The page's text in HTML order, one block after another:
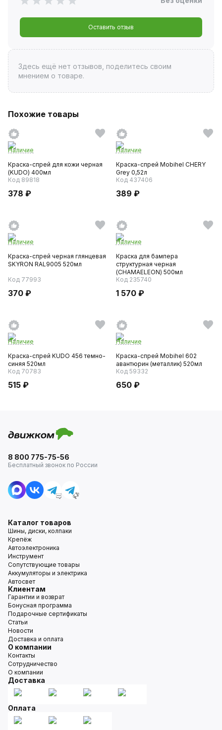
Оставить отзыв
Здесь ещё нет отзывов, поделитесь своим
мнением о товаре.
Похожие товары
Наличие
Краска-спрей для кожи черная
(KUDO) 400мл
Код 89818
378 ₽
Наличие
Краска-спрей Mobihel CHERY
Grey 0,52л
Код 437406
389 ₽
Наличие
Краска-спрей черная глянцевая
SKYRON RAL9005 520мл
Код 77993
370 ₽
Наличие
Краска для бампера
структурная черная
(CHAMAELEON) 500мл
Код 235740
1 570 ₽
Наличие
Краска-спрей KUDO 456 темно-
синяя 520мл
Код 70783
515 ₽
Наличие
Краска-спрей Mobihel 602
авантюрин (металлик) 520мл
Код 59332
650 ₽
8 800 775-75-56
Бесплатный звонок по России
Каталог товаров
Шины, диски, колпаки
Крепёж
Автоэлектроника
Инструмент
Сопутствующие товары
Аккумуляторы и электрика
Автосвет
Клиентам
Гарантии и возврат
Бонусная программа
Подарочные сертификаты
Статьи
Новости
Доставка и оплата
О компании
Контакты
Сотрудничество
О компании
Доставка
Оплата